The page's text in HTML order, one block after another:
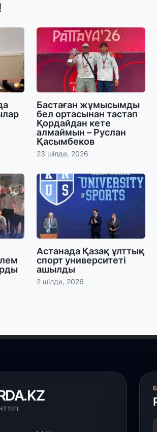
Бастаған жұмысымды
бел ортасынан тастап
Қордайдан кете
алмаймын – Руслан
Қасымбеков
23 шілде, 2026
Астанада Қазақ ұлттық
спорт университеті
ашылды
2 шілде, 2026